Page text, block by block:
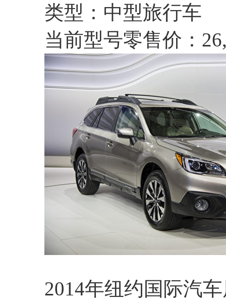
类型：中型旅行车
当前型号零售价：
2014年纽约国际汽